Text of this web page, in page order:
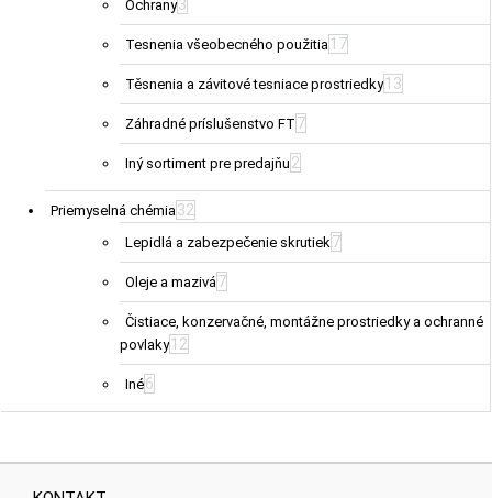
Ochrany3
Tesnenia všeobecného použitia 17
Těsnenia a závitové tesniace prostriedky 13
Záhradné príslušenstvo FT 7
Iný sortiment pre predajňu 2
Priemyselná chémia32
Lepidlá a zabezpečenie skrutiek7
Oleje a mazivá7
Čistiace, konzervačné, montážne prostriedky a ochranné
povlaky 12
Iné6